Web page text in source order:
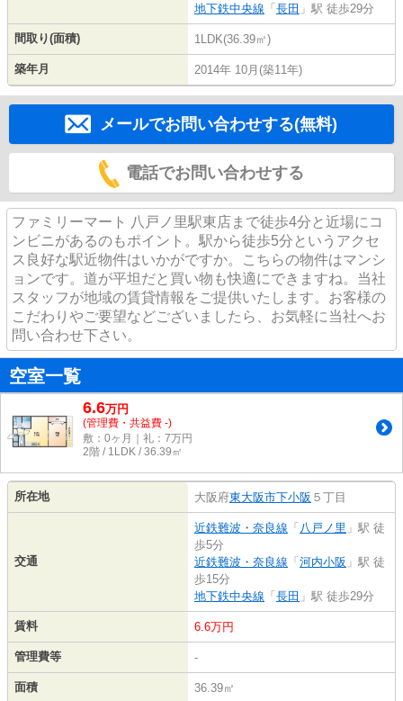
地下鉄中央線 「 長田 」駅 徒歩29分
間取り(面積) 1LDK(36.39㎡)
築年月 2014年 10月(築11年)
メールでお問い合わせする(無料)
電話でお問い合わせする
ファミリーマート 八戸ノ里駅東店まで徒歩4分と近場にコ
ンビニがあるのもポイント。駅から徒歩5分というアクセ
ス良好な駅近物件はいかがですか。こちらの物件はマンシ
ョンです。道が平坦だと買い物も快適にできますね。当社
スタッフが地域の賃貸情報をご提供いたします。お客様の
こだわりやご要望などございましたら、お気軽に当社へお
問い合わせ下さい。
空室一覧
6.6万円
(管理費・共益費 -)
敷：0ヶ月｜礼：7万円
2階 / 1LDK / 36.39㎡
所在地 大阪府東大阪市下小阪 ５丁目
交通
近鉄難波・奈良線 「 八戸ノ里 」駅 徒
歩5分
近鉄難波・奈良線 「 河内小阪 」駅 徒
歩15分
地下鉄中央線 「 長田 」駅 徒歩29分
賃料 6.6万円
管理費等 -
面積 36.39㎡